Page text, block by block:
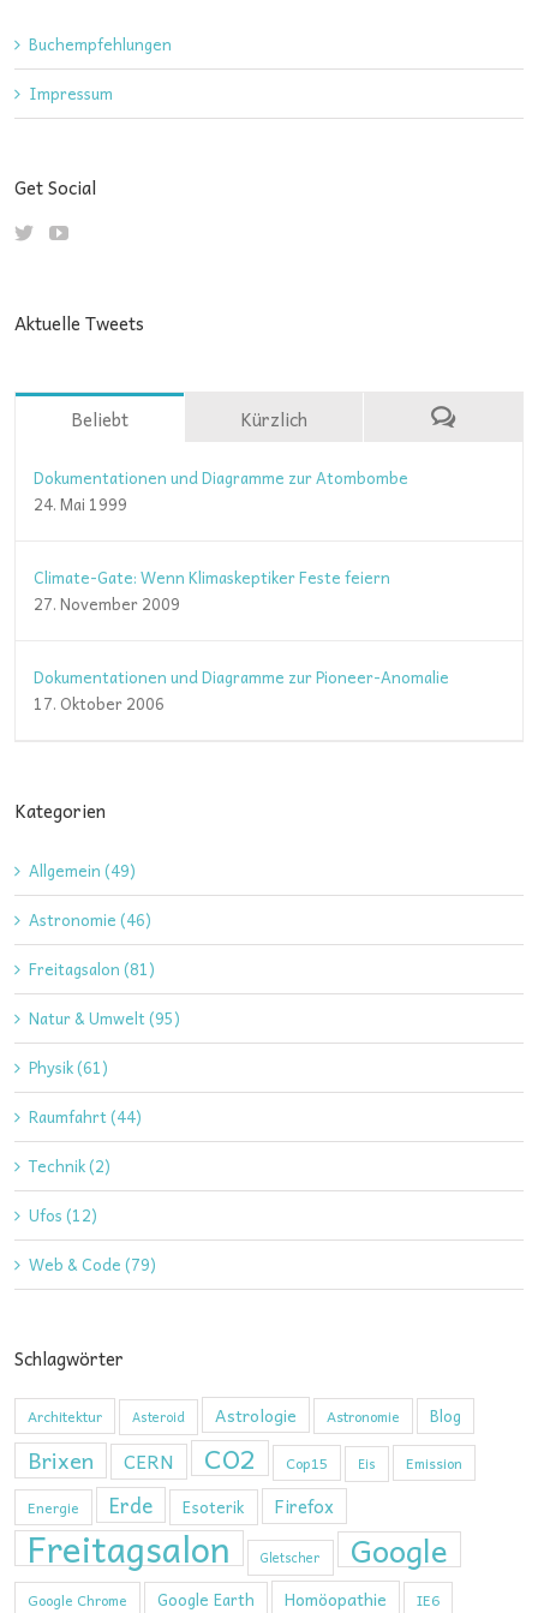
Buchempfehlungen
Impressum
Get Social
Aktuelle Tweets
Beliebt Kürzlich
Dokumentationen und Diagramme zur Atombombe
24. Mai 1999
Climate-Gate: Wenn Klimaskeptiker Feste feiern
27. November 2009
Dokumentationen und Diagramme zur Pioneer-Anomalie
17. Oktober 2006
Kategorien
Allgemein (49)
Astronomie (46)
Freitagsalon (81)
Natur & Umwelt (95)
Physik (61)
Raumfahrt (44)
Technik (2)
Ufos (12)
Web & Code (79)
Schlagwörter
Architektur Asteroid Astrologie Astronomie Blog
Brixen CERN CO2 Cop15 Eis
Emission
Energie
Erde Esoterik Firefox
Freitagsalon Gletscher Google
Google Chrome Google Earth Homöopathie IE6